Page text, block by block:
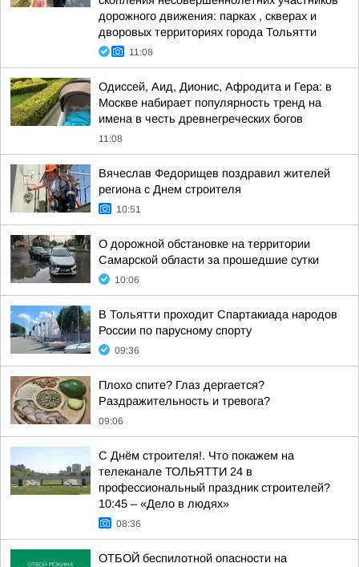
дорожного движения: парках , скверах и
дворовых территориях города Тольятти
11:08
Одиссей, Аид, Дионис, Афродита и Гера: в
Москве набирает популярность тренд на
имена в честь древнегреческих богов
11:08
Вячеслав Федорищев поздравил жителей
региона с Днем строителя
10:51
О дорожной обстановке на территории
Самарской области за прошедшие сутки
10:06
В Тольятти проходит Спартакиада народов
России по парусному спорту
09:36
Плохо спите? Глаз дергается?
Раздражительность и тревога?
09:06
С Днём строителя!. Что покажем на
телеканале ТОЛЬЯТТИ 24 в
профессиональный праздник строителей?
10:45 – «Дело в людях»
08:36
ОТБОЙ беспилотной опасности на